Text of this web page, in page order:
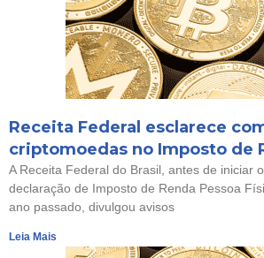
Receita Federal esclarece
criptomoedas no Imposto de
A Receita Federal do Brasil, antes de iniciar
declaração de Imposto de Renda Pessoa
ano passado, divulgou avisos
Leia Mais